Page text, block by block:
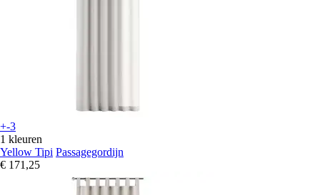
+-3
1 kleuren
Yellow Tipi Passagegordijn
€ 171,25